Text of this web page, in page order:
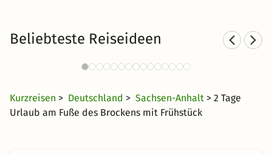
Beliebteste Reiseideen
24 CHF
Kurzurlaub in den Bergen
4417 Angebote
Kurzreisen > Deutschland > Sachsen-Anhalt > 2 Tage
Urlaub am Fuße des Brockens mit Frühstück